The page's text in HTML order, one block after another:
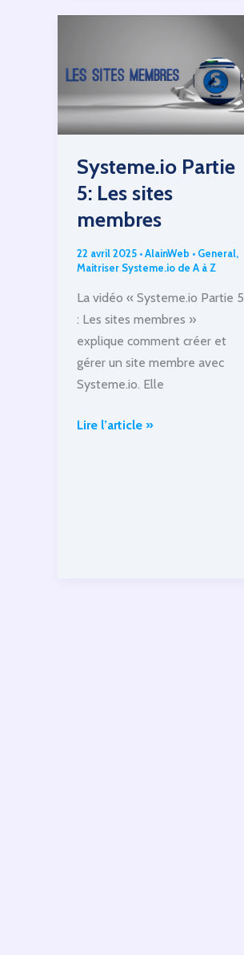
Tunnels
Systeme.io Partie
5: Les sites
membres
22 avril 2025 •AlainWeb • General,
Maitriser Systeme.io de A à Z
La vidéo « Systeme.io Partie 5
: Les sites membres »
explique comment créer et
gérer un site membre avec
Systeme.io. Elle
Systeme.io
Lire l’article »